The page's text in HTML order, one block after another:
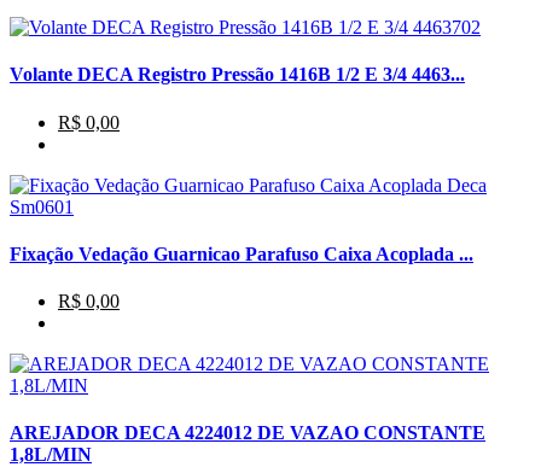
Volante DECA Registro Pressão 1416B 1/2 E 3/4 4463...
R$ 0,00
Fixação Vedação Guarnicao Parafuso Caixa Acoplada ...
R$ 0,00
AREJADOR DECA 4224012 DE VAZAO CONSTANTE
1,8L/MIN